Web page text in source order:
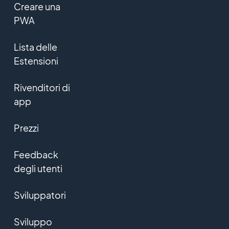
Creare una
PWA
Lista delle
Estensioni
Rivenditori di
app
Prezzi
Feedback
degli utenti
Sviluppatori
Sviluppo